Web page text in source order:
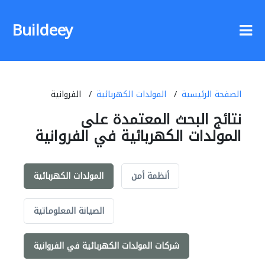
Buildeey
الصفحة الرئيسية المولدات الكهربائية الفروانية
نتائج البحث المعتمدة على
المولدات الكهربائية في الفروانية
المولدات الكهربائية أنظمة أمن
الصيانة المعلوماتية
شركات المولدات الكهربائية في الفروانية